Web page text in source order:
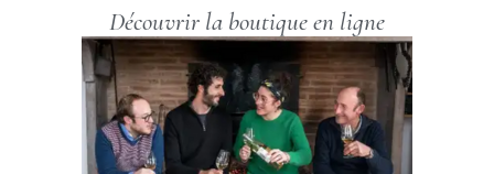
Découvrir la boutique en ligne